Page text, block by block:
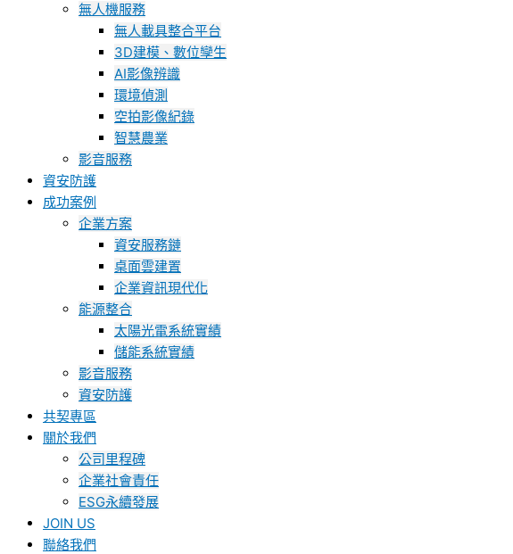
無人機服務
無人載具整合平台
3D建模、數位孿生
AI影像辨識
環境偵測
空拍影像紀錄
智慧農業
影音服務
資安防護
成功案例
企業方案
資安服務鏈
桌面雲建置
企業資訊現代化
能源整合
太陽光電系統實績
儲能系統實績
影音服務
資安防護
共契專區
關於我們
公司里程碑
企業社會責任
ESG永續發展
JOIN US
聯絡我們